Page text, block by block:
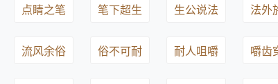
点睛之笔 笔下超生 生公说法 法外
流风余俗 俗不可耐 耐人咀嚼 嚼齿